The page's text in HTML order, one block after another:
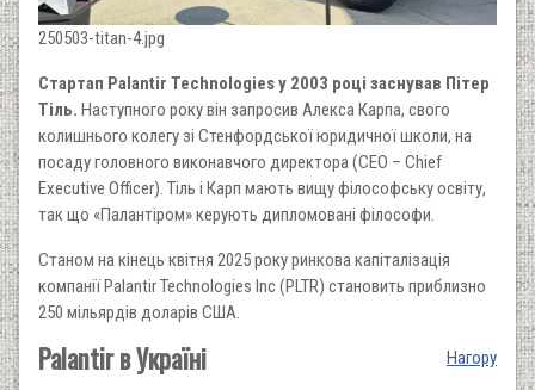
250503-titan-4.jpg
Стартап Palantir Technologies у 2003 році заснував Пітер
Тіль. Наступного року він запросив Алекса Карпа, свого
колишнього колегу зі Стенфордської юридичної школи, на
посаду головного виконавчого директора (СЕО – Chief
Executive Officer). Тіль і Карп мають вищу філософську освіту,
так що «Палантіром» керують дипломовані філософи.
Станом на кінець квітня 2025 року ринкова капіталізація
компанії Palantir Technologies Inc (PLTR) становить приблизно
250 мільярдів доларів США.
Нагору
Palantir в Україні